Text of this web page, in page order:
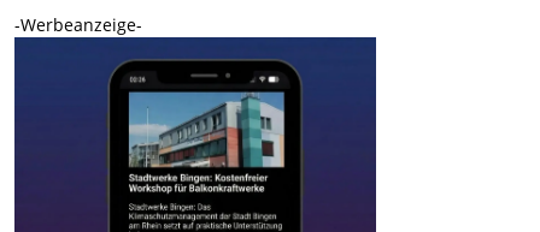
-Werbeanzeige-